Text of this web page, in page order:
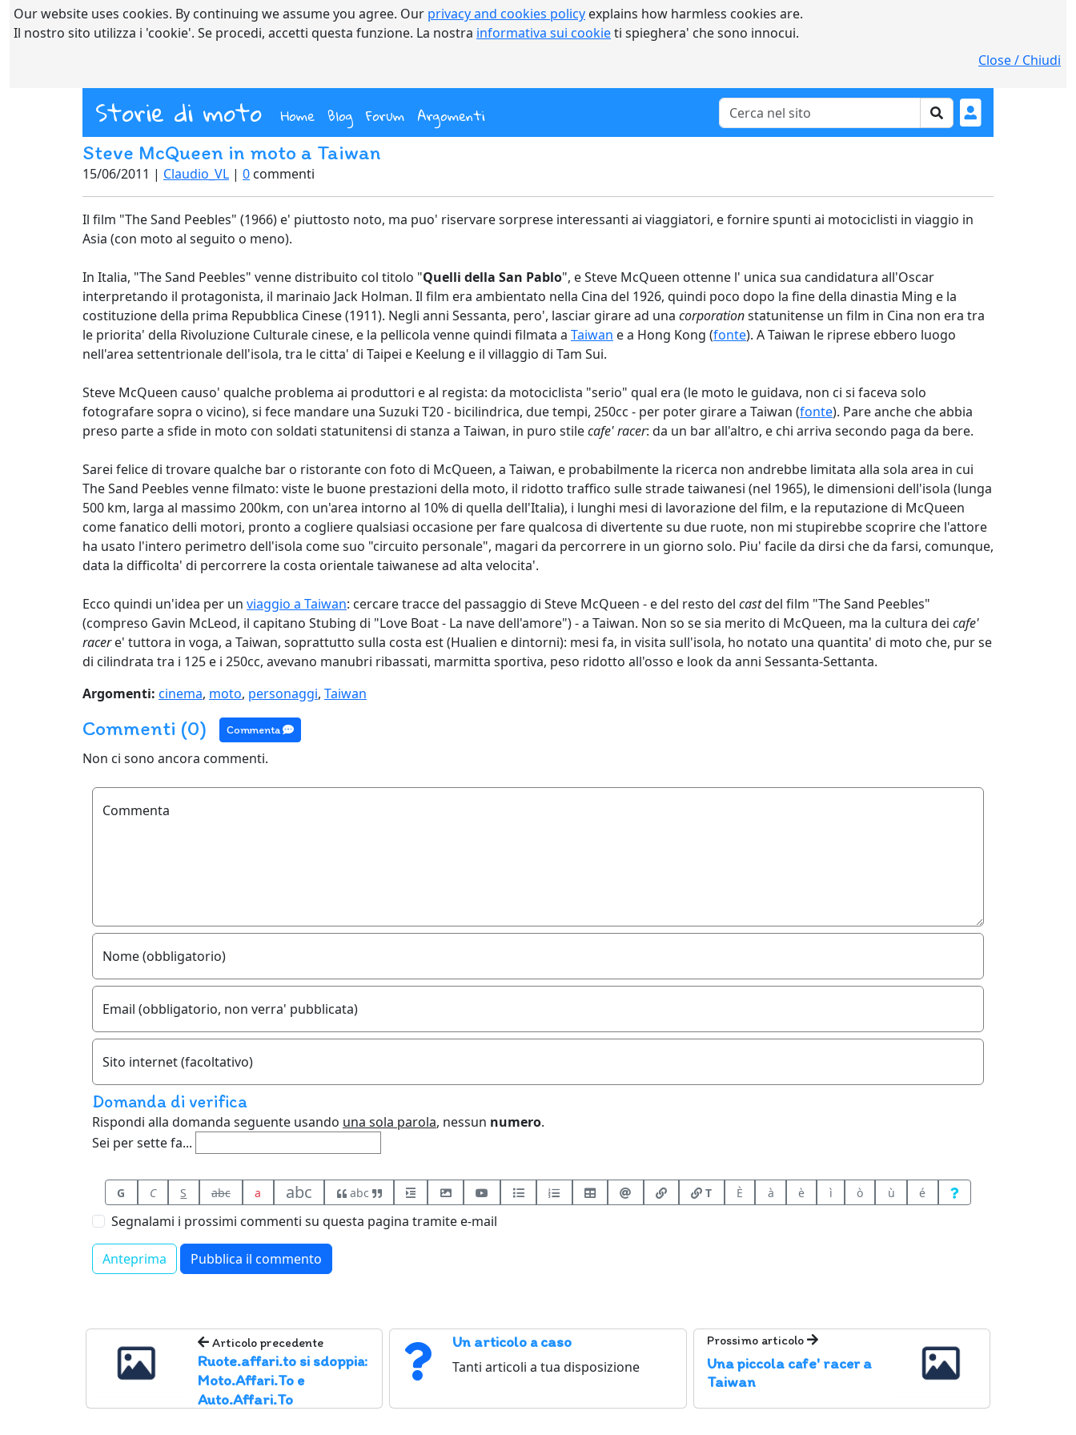
Our website uses cookies. By continuing we assume you agree. Our privacy and cookies policy explains how harmless cookies are.
Il nostro sito utilizza i 'cookie'. Se procedi, accetti questa funzione. La nostra informativa sui cookieti spieghera' che sono innocui.
Close / Chiudi
Storie di moto Home(current)
Blog Forum Argomenti
Steve McQueen in moto a Taiwan
15/06/2011 | Claudio_VL | 0 commenti
Il film "The Sand Peebles" (1966) e' piuttosto noto, ma puo' riservare sorprese interessanti ai viaggiatori, e fornire spunti ai motociclisti in viaggio in
Asia (con moto al seguito o meno).
In Italia, "The Sand Peebles" venne distribuito col titolo "Quelli della San Pablo", e Steve McQueen ottenne l' unica sua candidatura all'Oscar
interpretando il protagonista, il marinaio Jack Holman. Il film era ambientato nella Cina del 1926, quindi poco dopo la fine della dinastia Ming e la
costituzione della prima Repubblica Cinese (1911). Negli anni Sessanta, pero', lasciar girare ad una corporationstatunitense un film in Cina non era tra
le priorita' della Rivoluzione Culturale cinese, e la pellicola venne quindi filmata a Taiwan e a Hong Kong (fonte). A Taiwan le riprese ebbero luogo
nell'area settentrionale dell'isola, tra le citta' di Taipei e Keelung e il villaggio di Tam Sui.
Steve McQueen causo' qualche problema ai produttori e al regista: da motociclista "serio" qual era (le moto le guidava, non ci si faceva solo
fotografare sopra o vicino), si fece mandare una Suzuki T20 - bicilindrica, due tempi, 250cc - per poter girare a Taiwan (fonte). Pare anche che abbia
preso parte a sfide in moto con soldati statunitensi di stanza a Taiwan, in puro stilecafe' racer: da un bar all'altro, e chi arriva secondo paga da bere.
Sarei felice di trovare qualche bar o ristorante con foto di McQueen, a Taiwan, e probabilmente la ricerca non andrebbe limitata alla sola area in cui
The Sand Peebles venne filmato: viste le buone prestazioni della moto, il ridotto traffico sulle strade taiwanesi (nel 1965), le dimensioni dell'isola (lunga
500 km, larga al massimo 200km, con un'area intorno al 10% di quella dell'Italia), i lunghi mesi di lavorazione del film, e la reputazione di McQueen
come fanatico delli motori, pronto a cogliere qualsiasi occasione per fare qualcosa di divertente su due ruote, non mi stupirebbe scoprire che l'attore
ha usato l'intero perimetro dell'isola come suo "circuito personale", magari da percorrere in un giorno solo. Piu' facile da dirsi che da farsi, comunque,
data la difficolta' di percorrere la costa orientale taiwanese ad alta velocita'.
Ecco quindi un'idea per un viaggio a Taiwan: cercare tracce del passaggio di Steve McQueen - e del resto del castdel film "The Sand Peebles"
(compreso Gavin McLeod, il capitano Stubing di "Love Boat - La nave dell'amore") - a Taiwan. Non so se sia merito di McQueen, ma la cultura dei cafe'
racere' tuttora in voga, a Taiwan, soprattutto sulla costa est (Hualien e dintorni): mesi fa, in visita sull'isola, ho notato una quantita' di moto che, pur se
di cilindrata tra i 125 e i 250cc, avevano manubri ribassati, marmitta sportiva, peso ridotto all'osso e look da anni Sessanta-Settanta.
Argomenti: cinema, moto, personaggi, Taiwan
Commenti (0) Commenta
Non ci sono ancora commenti.
Commenta
Nome (obbligatorio)
Email (obbligatorio, non verra' pubblicata)
Sito internet (facoltativo)
Domanda di verifica
Rispondi alla domanda seguente usando una sola parola, nessun numero.
Sei per sette fa...
G C S abc a abc abc T È à è ì ò ù é
Segnalami i prossimi commenti su questa pagina tramite e-mail
Articolo precedente
Ruote.affari.to si sdoppia:
Moto.Affari.To e
Auto.Affari.To
Un articolo a caso
Tanti articoli a tua disposizione
Prossimo articolo
Una piccola cafe' racer a
Taiwan